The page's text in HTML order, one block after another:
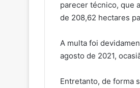
parecer técnico, que
de 208,62 hectares
A multa foi
agosto de 2021,
Entretanto, de forma